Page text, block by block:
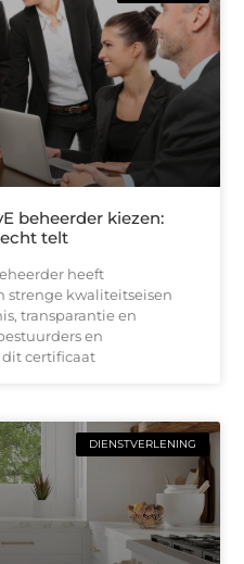
beheerder kiezen:
telt
heeft
strenge kwaliteitseisen
transparantie en
en
certificaat
DIENSTVERLENING